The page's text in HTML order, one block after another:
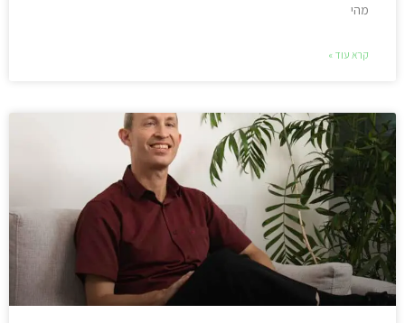
מהי
קרא עוד »